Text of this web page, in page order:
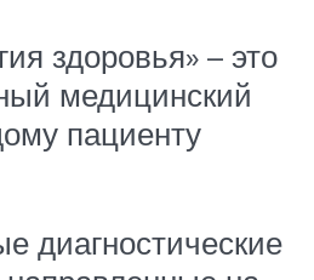
здоровья» – это
медицинский
пациенту
диагностические